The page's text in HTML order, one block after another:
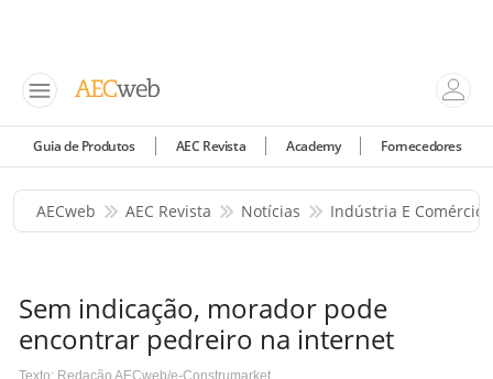
Guia de Produtos AEC Revista Academy Fornecedores
AECweb AEC Revista Notícias Indústria E Comércio
Sem indicação, morador pode
encontrar pedreiro na internet
Texto: Redação AECweb/e-Construmarket